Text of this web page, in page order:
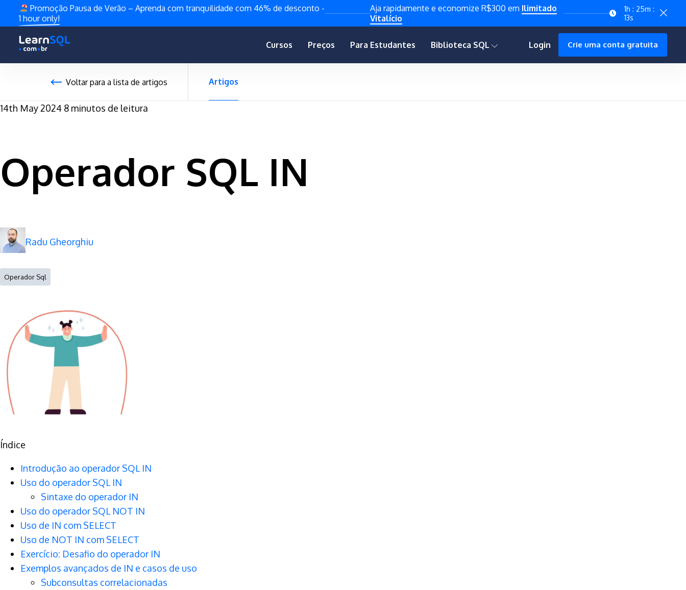
Promoção Pausa de Verão – Aprenda com tranquilidade com 46% de desconto -
1 hour only!
Aja rapidamente e economize R$300 em Ilimitado
Vitalício
1h : 25m :
12s
Cursos Preços Para Estudantes Biblioteca SQL Login Crie uma conta gratuita
Voltar para a lista de artigos Artigos
14th May 2024 8 minutos de leitura
Operador SQL IN
Radu Gheorghiu
Operador Sql
Índice
Introdução ao operador SQL IN
Uso do operador SQL IN
Sintaxe do operador IN
Uso do operador SQL NOT IN
Uso de IN com SELECT
Uso de NOT IN com SELECT
Exercício: Desafio do operador IN
Exemplos avançados de IN e casos de uso
Subconsultas correlacionadas